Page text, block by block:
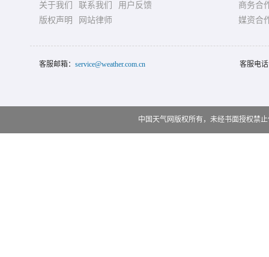
关于我们 联系我们
用户反馈
版权声明
网站律师
商务合
媒资合
客服邮箱： service@weather.com.cn 客服电
中国天气网版权所有，未经书面授权